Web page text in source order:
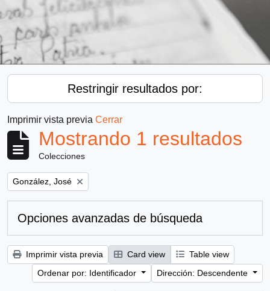
Restringir resultados por:
Imprimir vista previa Cerrar
Mostrando 1 resultados
Colecciones
Remove filter:
González, José
Opciones avanzadas de búsqueda
Imprimir vista previa Card view
Table view
Ordenar por: Identificador
Dirección: Descendente